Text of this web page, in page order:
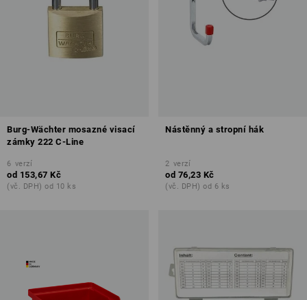
Burg-Wächter mosazné visací
zámky 222 C-Line
6 verzí
od 153,67 Kč
(vč. DPH) od 10 ks
Nástěnný a stropní hák
2 verzí
od 76,23 Kč
(vč. DPH) od 6 ks